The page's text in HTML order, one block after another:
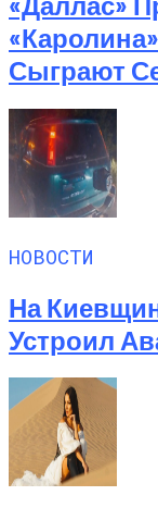
Сыграют
НОВОСТИ
На
Устроил